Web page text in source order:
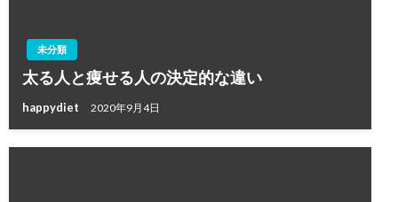
未分類
太る人と痩せる人の決定的な違い
happydiet 2020年9月4日